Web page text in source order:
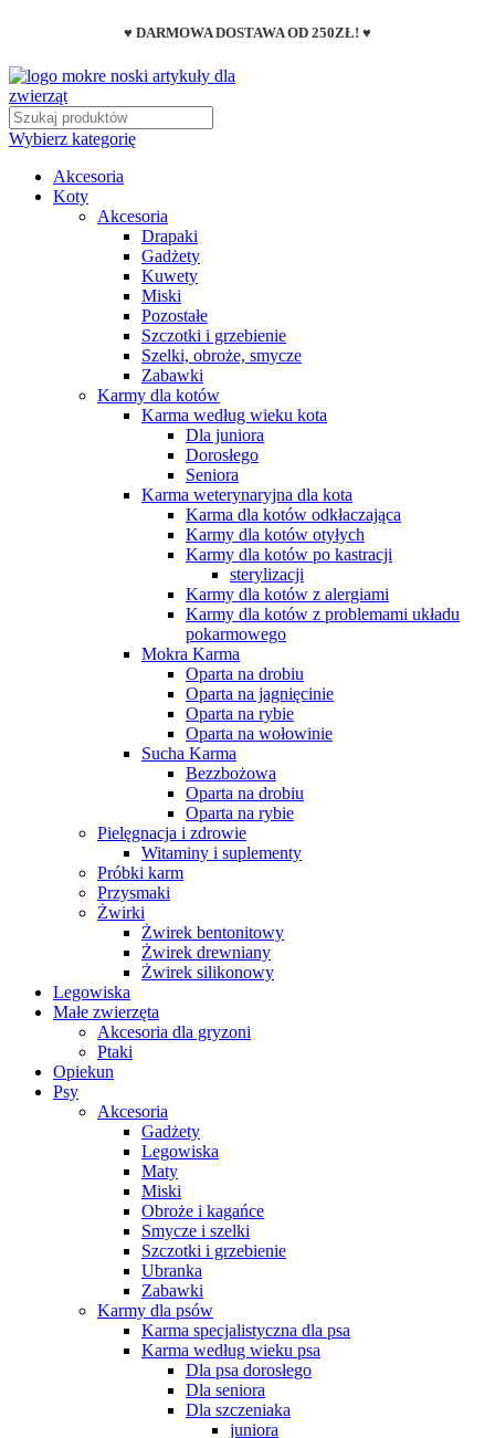
♥ DARMOWA DOSTAWA OD 250ZŁ! ♥
Wybierz kategorię
Akcesoria
Koty
Akcesoria
Drapaki
Gadżety
Kuwety
Miski
Pozostałe
Szczotki i grzebienie
Szelki, obroże, smycze
Zabawki
Karmy dla kotów
Karma według wieku kota
Dla juniora
Dorosłego
Seniora
Karma weterynaryjna dla kota
Karma dla kotów odkłaczająca
Karmy dla kotów otyłych
Karmy dla kotów po kastracji
sterylizacji
Karmy dla kotów z alergiami
Karmy dla kotów z problemami układu
pokarmowego
Mokra Karma
Oparta na drobiu
Oparta na jagnięcinie
Oparta na rybie
Oparta na wołowinie
Sucha Karma
Bezzbożowa
Oparta na drobiu
Oparta na rybie
Pielęgnacja i zdrowie
Witaminy i suplementy
Próbki karm
Przysmaki
Żwirki
Żwirek bentonitowy
Żwirek drewniany
Żwirek silikonowy
Legowiska
Małe zwierzęta
Akcesoria dla gryzoni
Ptaki
Opiekun
Psy
Akcesoria
Gadżety
Legowiska
Maty
Miski
Obroże i kagańce
Smycze i szelki
Szczotki i grzebienie
Ubranka
Zabawki
Karmy dla psów
Karma specjalistyczna dla psa
Karma według wieku psa
Dla psa dorosłego
Dla seniora
Dla szczeniaka
juniora